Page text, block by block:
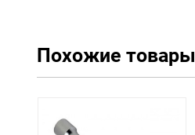
Похожие товары